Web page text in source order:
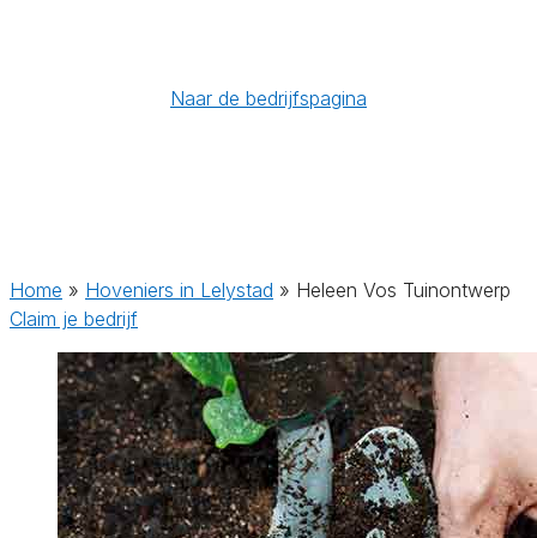
Naar de bedrijfspagina
Home » Hoveniers in Lelystad » Heleen Vos Tuinontwerp
Claim je bedrijf